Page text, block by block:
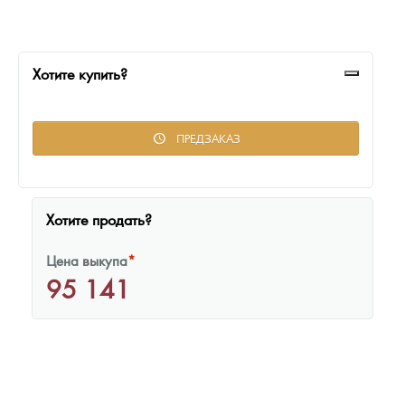
Наборы подарочных и коллекционных монет
Монеты и жетоны из недрагоценных металлов
Хотите купить?
ПРЕДЗАКАЗ
Хотите продать?
Цена выкупа*
95 141